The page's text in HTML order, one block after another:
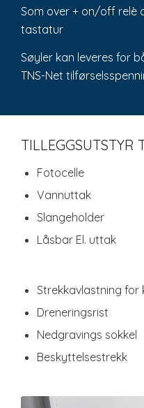
Som over + on/off relè
tastatur
Søyler kan leveres for
TNS-Net
TILLEGGSUTSTYR
Fotocelle
Vannuttak
Slangeholder
Låsbar El. uttak
Strekkavlastning for
Dreneringsrist
Nedgravings sokkel
Beskyttelsestrekk